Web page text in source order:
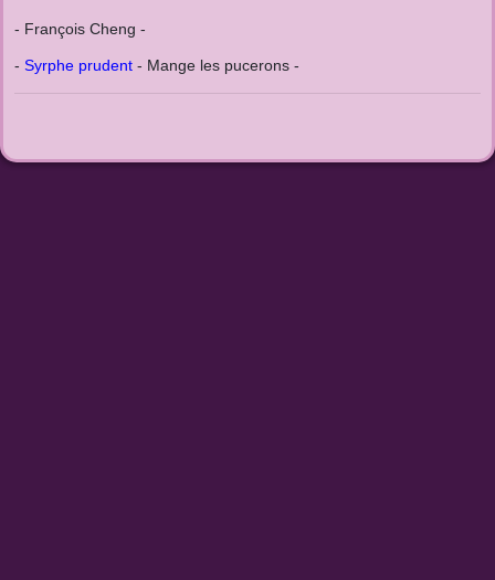
- François Cheng -
- Syrphe prudent - Mange les pucerons -